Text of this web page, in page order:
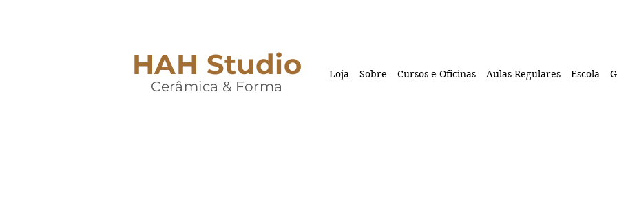
HAH Studio
Cerâmica & Forma
Loja Sobre Cursos e Oficinas Aulas Regulares Escola